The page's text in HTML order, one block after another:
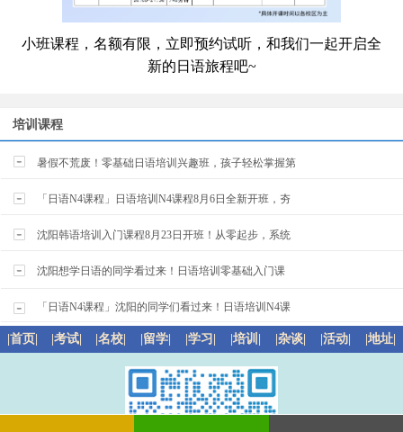
小班课程，名额有限，立即预约试听，和我们一起开启全
新的日语旅程吧~
培训课程
暑假不荒废！零基础日语培训兴趣班，孩子轻松掌握第
「日语N4课程」日语培训N4课程8月6日全新开班，夯
沈阳韩语培训入门课程8月23日开班！从零起步，系统
沈阳想学日语的同学看过来！日语培训零基础入门课
「日语N4课程」沈阳的同学们看过来！日语培训N4课
|首页| |考试| |名校| |留学| |学习| |培训| |杂谈| |活动| |地址|